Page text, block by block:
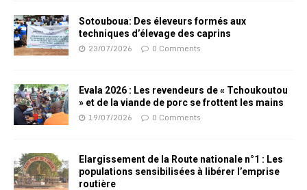
Sotouboua: Des éleveurs formés aux
techniques d’élevage des caprins
23/07/2026 0 Comments
Evala 2026 : Les revendeurs de « Tchoukoutou
» et de la viande de porc se frottent les mains
19/07/2026 0 Comments
Elargissement de la Route nationale n°1 : Les
populations sensibilisées à libérer l’emprise
routière